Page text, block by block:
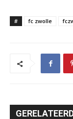
# fc zwolle